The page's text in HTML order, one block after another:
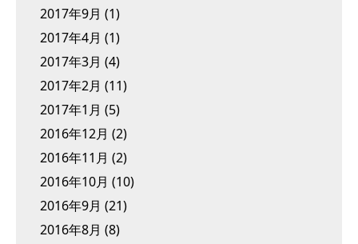
2017年9月 (1)
2017年4月 (1)
2017年3月 (4)
2017年2月 (11)
2017年1月 (5)
2016年12月 (2)
2016年11月 (2)
2016年10月 (10)
2016年9月 (21)
2016年8月 (8)